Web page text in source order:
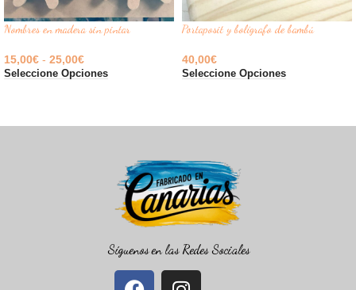
Nombres en madera sin pintar
15,00€ - 25,00€
Seleccione Opciones
Portaposit y bolígrafo de bambú
40,00€
Seleccione Opciones
Síguenos en las Redes Sociales